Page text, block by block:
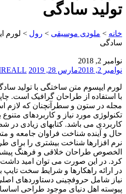
تولید سادگی
خانه > ملودی موسیقی > رول > لورم
سادگی
نوامبر 2, 2018
نوامبر 2, 2018
مارس 28, 2019
لورم ایپسوم متن ساختگی با تولید
با استفاده از طراحان گرافیک است.
مجله در ستون و سطرآنچنان که لازم
تکنولوژی مورد نیاز و کاربردهای متنوع
کاربردی می باشد. کتابهای زیادی
حال و آینده شناخت فراوان جامعه و
نرم افزارها شناخت بیشتری را برای
الخصوص طراحان خلاقی و فرهنگ
کرد. در این صورت می توان امید
در ارائه راهکارها و شرایط سخت تایپ
نیاز شامل حروفچینی دستاوردهای
پیوسته اهل دنیای موجود طراحی اساسا